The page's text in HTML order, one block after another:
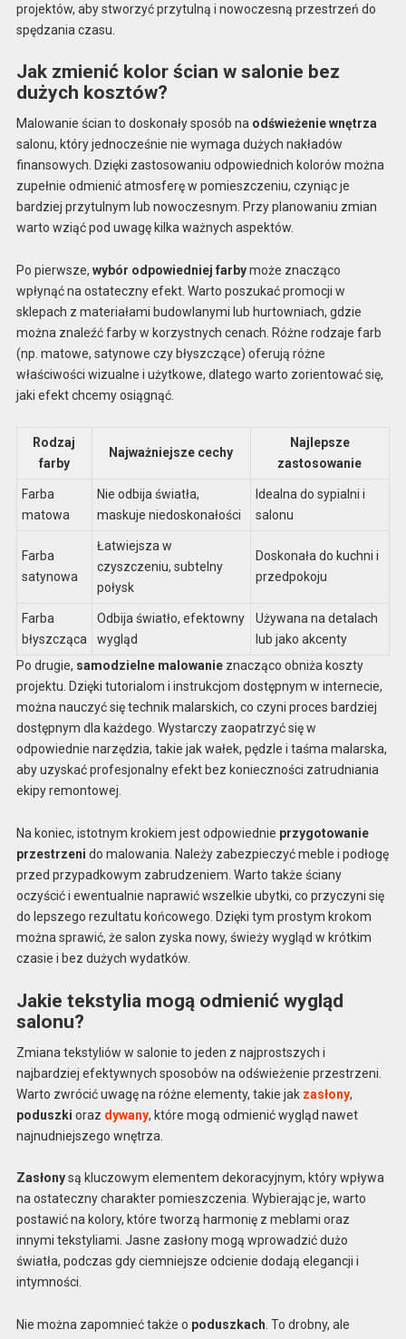
projektów, aby stworzyć przytulną i nowoczesną przestrzeń do
spędzania czasu.
Jak zmienić kolor ścian w salonie bez
dużych kosztów?
Malowanie ścian to doskonały sposób na odświeżenie wnętrza
salonu, który jednocześnie nie wymaga dużych nakładów
finansowych. Dzięki zastosowaniu odpowiednich kolorów można
zupełnie odmienić atmosferę w pomieszczeniu, czyniąc je
bardziej przytulnym lub nowoczesnym. Przy planowaniu zmian
warto wziąć pod uwagę kilka ważnych aspektów.
Po pierwsze, wybór odpowiedniej farbymoże znacząco
wpłynąć na ostateczny efekt. Warto poszukać promocji w
sklepach z materiałami budowlanymi lub hurtowniach, gdzie
można znaleźć farby w korzystnych cenach. Różne rodzaje farb
(np. matowe, satynowe czy błyszczące) oferują różne
właściwości wizualne i użytkowe, dlatego warto zorientować się,
jaki efekt chcemy osiągnąć.
Rodzaj
farby
Najważniejsze cechy
Najlepsze
zastosowanie
Farba
matowa
Nie odbija światła,
maskuje niedoskonałości
Idealna do sypialni i
salonu
Farba
satynowa
Łatwiejsza w
czyszczeniu, subtelny
połysk
Doskonała do kuchni i
przedpokoju
Farba
błyszcząca
Odbija światło, efektowny
wygląd
Używana na detalach
lub jako akcenty
Po drugie, samodzielne malowanieznacząco obniża koszty
projektu. Dzięki tutorialom i instrukcjom dostępnym w internecie,
można nauczyć się technik malarskich, co czyni proces bardziej
dostępnym dla każdego. Wystarczy zaopatrzyć się w
odpowiednie narzędzia, takie jak wałek, pędzle i taśma malarska,
aby uzyskać profesjonalny efekt bez konieczności zatrudniania
ekipy remontowej.
Na koniec, istotnym krokiem jest odpowiednie przygotowanie
przestrzeni do malowania. Należy zabezpieczyć meble i podłogę
przed przypadkowym zabrudzeniem. Warto także ściany
oczyścić i ewentualnie naprawić wszelkie ubytki, co przyczyni się
do lepszego rezultatu końcowego. Dzięki tym prostym krokom
można sprawić, że salon zyska nowy, świeży wygląd w krótkim
czasie i bez dużych wydatków.
Jakie tekstylia mogą odmienić wygląd
salonu?
Zmiana tekstyliów w salonie to jeden z najprostszych i
najbardziej efektywnych sposobów na odświeżenie przestrzeni.
Warto zwrócić uwagę na różne elementy, takie jak zasłony,
poduszki oraz dywany, które mogą odmienić wygląd nawet
najnudniejszego wnętrza.
Zasłonysą kluczowym elementem dekoracyjnym, który wpływa
na ostateczny charakter pomieszczenia. Wybierając je, warto
postawić na kolory, które tworzą harmonię z meblami oraz
innymi tekstyliami. Jasne zasłony mogą wprowadzić dużo
światła, podczas gdy ciemniejsze odcienie dodają elegancji i
intymności.
Nie można zapomnieć także o poduszkach . To drobny, ale